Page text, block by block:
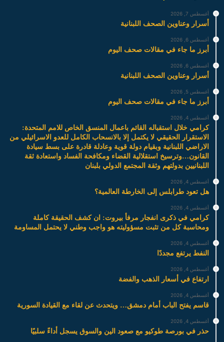
أغسطس 7, 2026
أسرار وعناوين الصحف اللبنانية
أغسطس 6, 2026
أبرز ما جاء في مقالات صحف اليوم
أغسطس 6, 2026
أسرار وعناوين الصحف اللبنانية
أغسطس 5, 2026
أبرز ما جاء في مقالات صحف اليوم
أغسطس 4, 2026
كرامي خلال استقباله القائم باعمال المنسق الخاص للامم المتحدة:
الاستقرار الحقيقي لا يكتمل إلا بالانسحاب الكامل للعدو الاسرائيلي من
الاراضي اللبنانية وبقيام دولة قوية وعادلة قادرة على بسط سيادة
القانون…وترسيخ استقلالية القضاء ومكافحة الفساد واستعادة ثقة
اللبنانيين بدولتهم وثقة المجتمع الدولي بلبنان
أغسطس 4, 2026
هل تعود طرابلس إلى الخارطة العالمية؟
أغسطس 4, 2026
كرامي في ذكرى انفجار مرفأ بيروت: ان كشف الحقيقة كاملة
ومحاسبة كل من تثبت مسؤوليته هو واجب وطني لا يحتمل المساومة
أغسطس 4, 2026
النفط يرتفع مجددًا
أغسطس 4, 2026
ارتفاع في أسعار الذهب والفضة
أغسطس 4, 2026
قاسم يفتح الباب أمام دمشق… ويتحدث عن لقاء مع القيادة السورية
أغسطس 4, 2026
حذر في بورصة طوكيو مع صعود الين والسوق يسجل أداءً سلبيًا